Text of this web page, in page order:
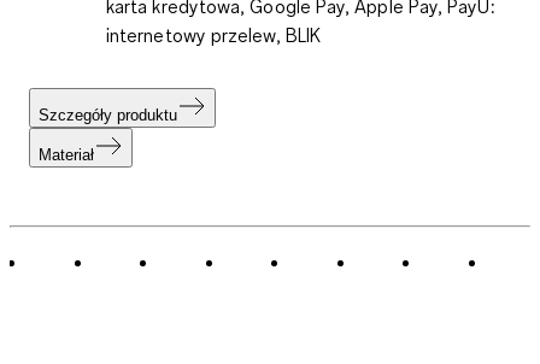
karta kredytowa, Google Pay, Apple Pay, PayU:
internetowy przelew, BLIK
Szczegóły produktu
Materiał